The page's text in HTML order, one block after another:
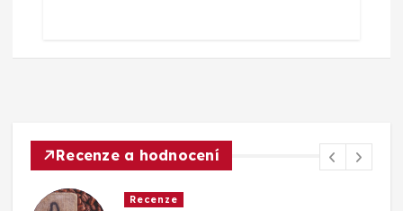
Recenze a hodnocení
Recenze